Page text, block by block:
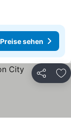
Preise sehen
Teilen